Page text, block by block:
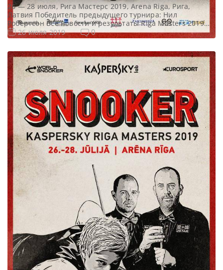
26 — 28 июля, Рига Мастерс 2019, Arena Riga, Рига,
Латвия Победитель предыдущего турнира: Нил
Робертсон Все новости и результаты Riga Masters 2019
Результаты квалификации Riga Masters 2019 Онлайн
трансляции Riga Masters 2019 Видео Riga Masters 2019
финала Финал 7 фреймов (до 4-х побед) 7 фреймов […]
26 июля 2019 0